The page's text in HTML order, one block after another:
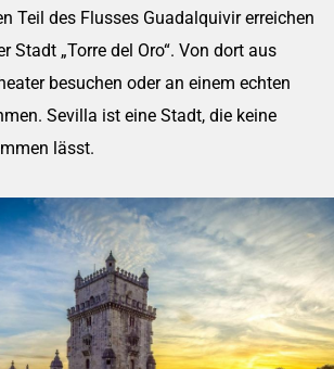
Teil des Flusses Guadalquivir erreichen
Stadt „Torre del Oro“. Von dort aus
besuchen oder an einem echten
Sevilla ist eine Stadt, die keine
lässt.